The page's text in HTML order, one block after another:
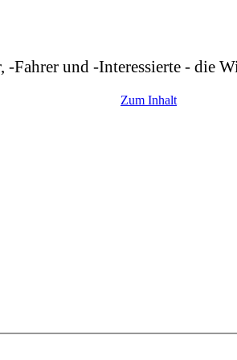
und -Interessierte - die
Zum Inhalt